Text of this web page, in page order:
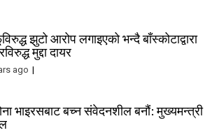
झुटो आरोप लगाइएको भन्दै बाँस्कोटाद्वारा
मुद्दा दायर
ago
भाइरसबाट बच्न संवेदनशील बनौं: मुख्यमन्त्री